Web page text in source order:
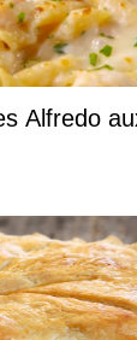
Alfredo